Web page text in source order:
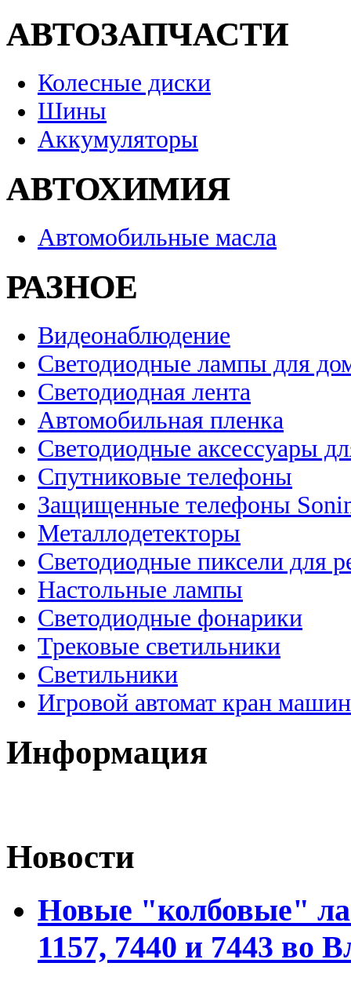
АВТОЗАПЧАСТИ
Колесные диски
Шины
Аккумуляторы
АВТОХИМИЯ
Автомобильные масла
РАЗНОЕ
Видеонаблюдение
Светодиодные лампы для
Светодиодная лента
Автомобильная пленка
Светодиодные аксессуары
Спутниковые телефоны
Защищенные телефоны
Металлодетекторы
Светодиодные пиксели для
Настольные лампы
Светодиодные фонарики
Трековые светильники
Светильники
Игровой автомат кран
Информация
Новости
Новые "колбовые"
1157, 7440 и 7443 во